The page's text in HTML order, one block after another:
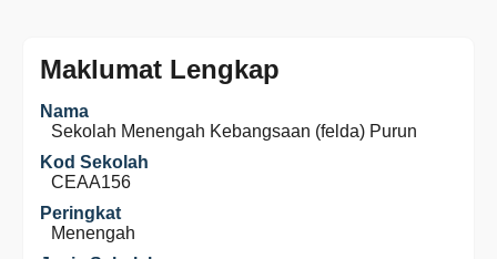
Maklumat Lengkap
Nama
Sekolah Menengah Kebangsaan (felda) Purun
Kod Sekolah
CEAA156
Peringkat
Menengah